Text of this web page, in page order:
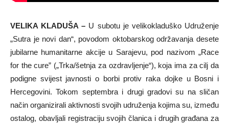
VELIKA KLADUŠA – U subotu je velikokladuško Udruženje
„Sutra je novi dan“, povodom oktobarskog održavanja desete
jubilarne humanitarne akcije u Sarajevu, pod nazivom „Race
for the cure” („Trka/šetnja za ozdravljenje“), koja ima za cilj da
podigne svijest javnosti o borbi protiv raka dojke u Bosni i
Hercegovini. Tokom septembra i drugi gradovi su na sličan
način organizirali aktivnosti svojih udruženja kojima su, između
ostalog, obavljali registraciju svojih članica i drugih građana za